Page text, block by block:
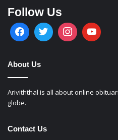
Follow Us
About Us
Ariviththal is all about online
globe.
Contact Us